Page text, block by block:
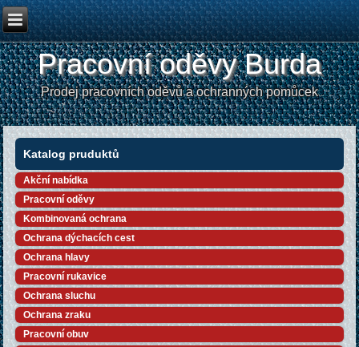
Pracovní oděvy Burda
Prodej pracovních oděvů a ochranných pomůcek
Katalog pruduktů
Akční nabídka
Pracovní oděvy
Kombinovaná ochrana
Ochrana dýchacích cest
Ochrana hlavy
Pracovní rukavice
Ochrana sluchu
Ochrana zraku
Pracovní obuv